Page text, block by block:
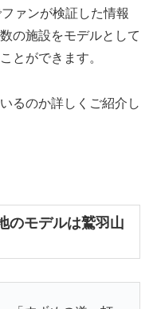
ァンが検証した情報
の施設をモデルとして
とができます。
るのか詳しくご紹介し
のモデルは鷲羽山